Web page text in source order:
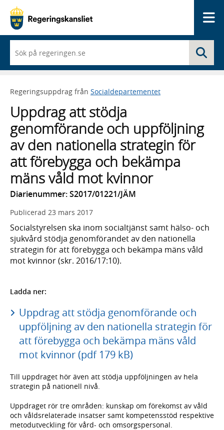
du
börjar
skriva
framträder
lista
med
sökförslag
Regeringsuppdrag från Socialdepartementet
Uppdrag att stödja
genomförande och uppföljning
av den nationella strategin för
att förebygga och bekämpa
mäns våld mot kvinnor
Diarienummer: S2017/01221/JÄM
Publicerad 23 mars 2017
Socialstyrelsen ska inom socialtjänst samt hälso- och
sjukvård stödja genomförandet av den nationella
strategin för att förebygga och bekämpa mäns våld
mot kvinnor (skr. 2016/17:10).
Ladda ner:
Uppdrag att stödja genomförande och
uppföljning av den nationella strategin för
att förebygga och bekämpa mäns våld
mot kvinnor (pdf 179 kB)
Till uppdraget hör även att stödja uppföljningen av hela
strategin på nationell nivå.
Uppdraget rör tre områden: kunskap om förekomst av våld
och våldsrelaterade insatser samt kompetensstöd respektive
metodutveckling för vård- och omsorgspersonal.